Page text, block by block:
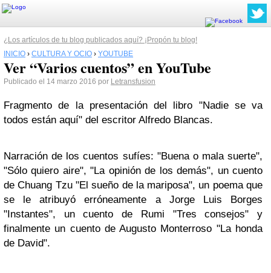
¿Los artículos de tu blog publicados aquí? ¡Propón tu blog!
INICIO › CULTURA Y OCIO › YOUTUBE
Ver “Varios cuentos” en YouTube
Publicado el 14 marzo 2016 por Letransfusion
Fragmento de la presentación del libro "Nadie se va
todos están aquí" del escritor Alfredo Blancas.
Narración de los cuentos sufíes: "Buena o mala suerte",
"Sólo quiero aire", "La opinión de los demás", un cuento
de Chuang Tzu "El sueño de la mariposa", un poema que
se le atribuyó erróneamente a Jorge Luis Borges
"Instantes", un cuento de Rumi "Tres consejos" y
finalmente un cuento de Augusto Monterroso "La honda
de David".